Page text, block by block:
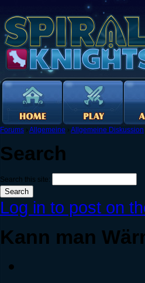
Forums › Allgemeine › Allgemeine Diskussion
Search
Search this site:
Log in to post on
Kann man